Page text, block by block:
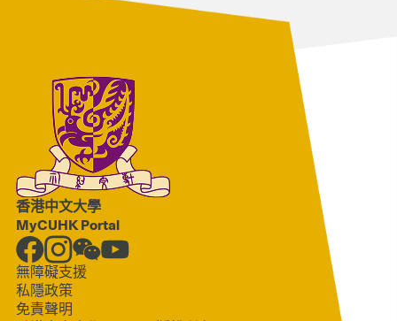
香港中文大學
MyCUHK Portal
無障礙支援
私隱政策
免責聲明